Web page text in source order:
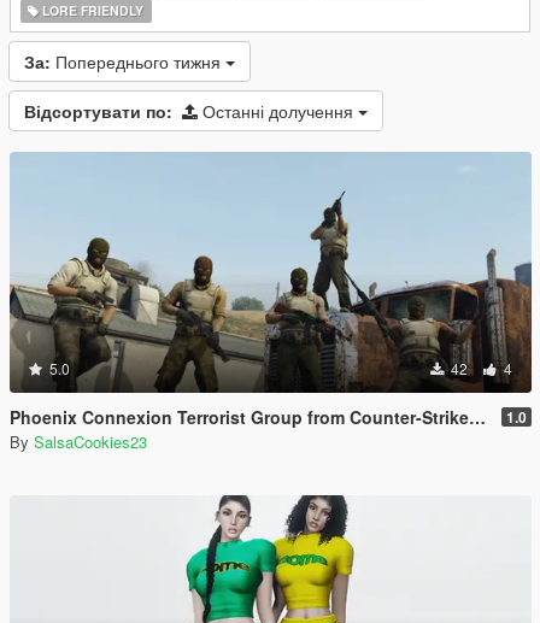
LORE FRIENDLY
За: Попереднього тижня
Відсортувати по: Останні долучення
5.0 42 4
Phoenix Connexion Terrorist Group from Counter-Strike: Global Offensive (Shattered Web + Broken Fang skins included) 1.0
By SalsaCookies23